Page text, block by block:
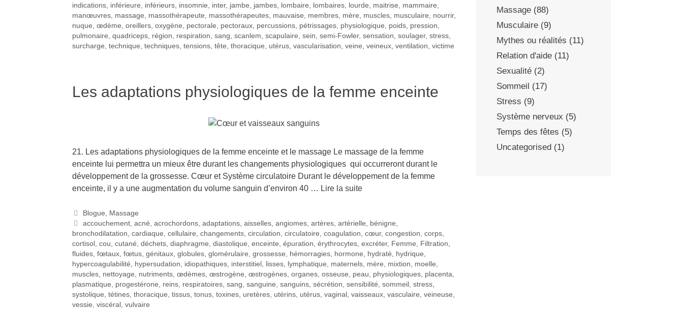
indications inférieure inférieurs insomnie inter, jambe jambes lombaire lombaires lourde maitrise mammaire
manœuvres massage massothérapeute massothérapeutes mauvaise membres mère muscles musculaire nourrir,
nuque œdème oreillers oxygène pectorale pectoraux percussions pétrissages physiologique poids pression
pulmonaire quadriceps région respiration sang scanlem scapulaire sein semi-Fowler, sensation soulager, stress
surcharge technique techniques tensions tête thoracique utérus vascularisation veine veineux ventilation victime
Les adaptations physiologiques de la femme enceinte
21. Les adaptations physiologiques de la femme enceinte et le massage Le massage de la femme
enceinte lui permettra un mieux être durant les changements physiologiques qui occurreront durant le
développement de la grossesse. Cœur et Système circulatoire Durant le développement de la femme
enceinte, il y a une augmentation du volume sanguin d’environ 40 … Lire la suite
Blogue
Massage
accouchement ,acné ,acrochordons ,adaptations ,aisselles ,angiomes ,artères ,artérielle bénigne
bronchodilatation cardiaque cellulaire changements circulation circulatoire coagulation cœur, congestion corps
cortisol
cou cutané déchets diaphragme diastolique enceinte épuration érythrocytes excréter, Femme Filtration
fluides fœtaux fœtus génitaux globules glomérulaire grossesse hémorragies hormone hydraté hydrique
hypercoagulabilité
hypersudation idiopathiques interstitiel lisses lymphatique maternels mère mixtion moelle
muscles nettoyage nutriments œdèmes œstrogène œstrogènes organes osseuse peau physiologiques placenta
plasmatique
progestérone reins respiratoires sang sanguine sanguins sécrétion sensibilité sommeil stress
systolique tétines thoracique tissus tonus toxines uretères utérins utérus vaginal vaisseaux vasculaire veineuse
vessie viscéral vulvaire
Massage (88)
Musculaire (9)
Mythes ou réalités (11)
Relation d'aide (11)
Sexualité (2)
Sommeil (17)
Stress (9)
Système nerveux (5)
Temps des fêtes (5)
Uncategorised (1)